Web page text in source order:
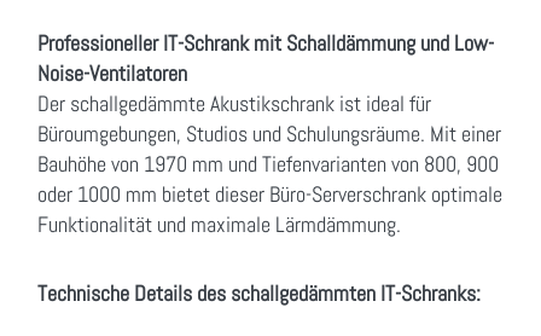
Professioneller IT-Schrank mit Schalldämmung und Low-
Noise-Ventilatoren
Der schallgedämmte Akustikschrank ist ideal für
Büroumgebungen, Studios und Schulungsräume. Mit einer
Bauhöhe von 1970 mm und Tiefenvarianten von 800, 900
oder 1000 mm bietet dieser Büro-Serverschrank optimale
Funktionalität und maximale Lärmdämmung.
Technische Details des schallgedämmten IT-Schranks: